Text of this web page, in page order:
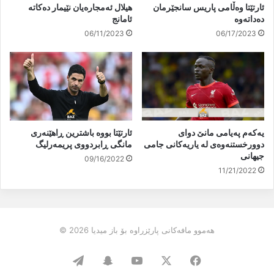
ئارتێتا وەڵامی پاریس سانجێرمان
دەداتەوە
06/17/2023
هیلال ئەمجارەیان نێیمار دەکاتە
ئامانج
06/11/2023
یەكەم پەیامی مانێ دوای
دوورخستنەوەی لە یاریەكانی جامی
جیهانی
11/21/2022
ئارتێتا بووە باشترین ڕاهێنەری
مانگی ڕابردووی پریمەرلیگ
09/16/2022
هەموو مافەکانی پارێزراوە بۆ باز میدیا 2026 ©
Facebook
YouTube
Snapchat
Telegram